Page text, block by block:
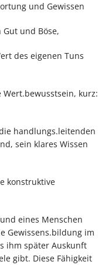
und Gewissen
und Böse,
des eigenen Tuns
kurz:
handlungs.leitenden
sein klares Wissen
konstruktive
eines Menschen
Gewissens.bildung im
ihm später Auskunft
gibt. Diese Fähigkeit